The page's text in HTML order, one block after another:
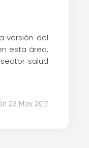
versión del
esta área,
salud
23 May 2017